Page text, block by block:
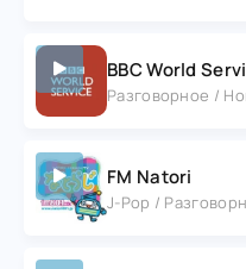
BBC World
FM Natori
J-Pop /